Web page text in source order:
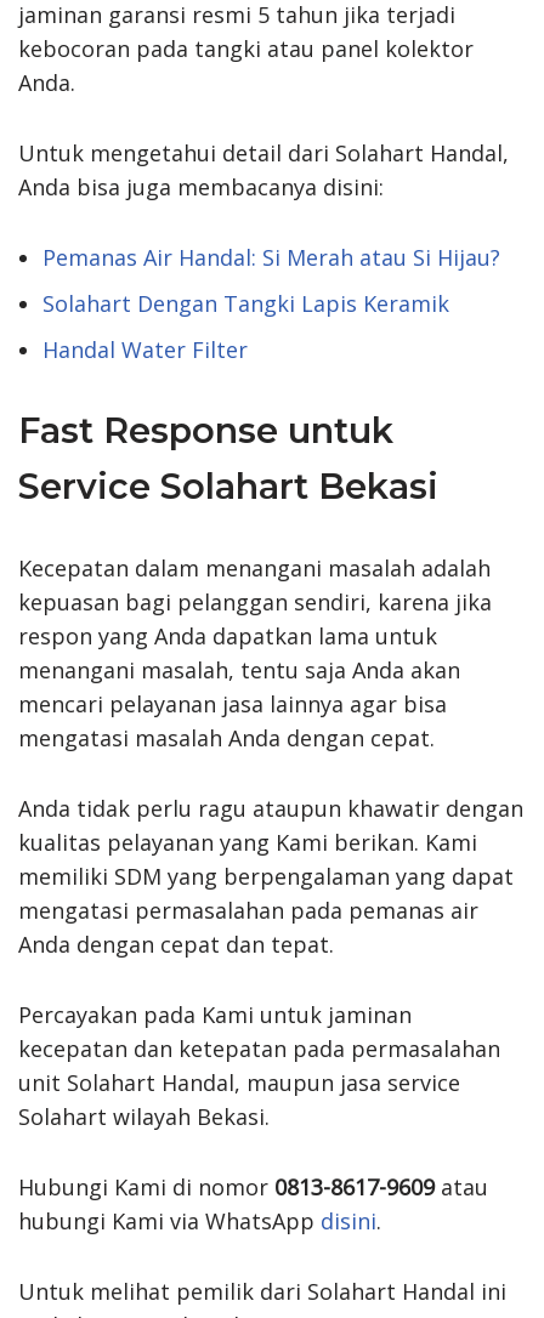
jaminan garansi resmi 5 tahun jika terjadi
kebocoran pada tangki atau panel kolektor
Anda.
Untuk mengetahui detail dari Solahart Handal,
Anda bisa juga membacanya disini:
Pemanas Air Handal: Si Merah atau Si Hijau?
Solahart Dengan Tangki Lapis Keramik
Handal Water Filter
Fast Response untuk
Service Solahart Bekasi
Kecepatan dalam menangani masalah adalah
kepuasan bagi pelanggan sendiri, karena jika
respon yang Anda dapatkan lama untuk
menangani masalah, tentu saja Anda akan
mencari pelayanan jasa lainnya agar bisa
mengatasi masalah Anda dengan cepat.
Anda tidak perlu ragu ataupun khawatir dengan
kualitas pelayanan yang Kami berikan. Kami
memiliki SDM yang berpengalaman yang dapat
mengatasi permasalahan pada pemanas air
Anda dengan cepat dan tepat.
Percayakan pada Kami untuk jaminan
kecepatan dan ketepatan pada permasalahan
unit Solahart Handal, maupun jasa service
Solahart wilayah Bekasi.
Hubungi Kami di nomor 0813-8617-9609atau
hubungi Kami via WhatsApp disini.
Untuk melihat pemilik dari Solahart Handal ini